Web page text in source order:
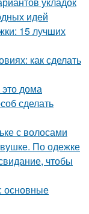
идей
15 лучших
как сделать
дома
сделать
с волосами
По одежке
чтобы
основные